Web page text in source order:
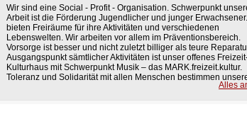
Wir sind eine Social - Profit - Organisation. Schwerpunkt
Arbeit ist die Förderung Jugendlicher und junger
bieten Freiräume für ihre Aktivitäten und verschiedenen
Lebenswelten. Wir arbeiten vor allem im Präventionsbereich.
Vorsorge ist besser und nicht zuletzt billiger als teure
Ausgangspunkt sämtlicher Aktivitäten ist unser offenes
Kulturhaus mit Schwerpunkt Musik – das MARK.freizeit.kultur.
Toleranz und Solidarität mit allen Menschen bestimmen
Alles